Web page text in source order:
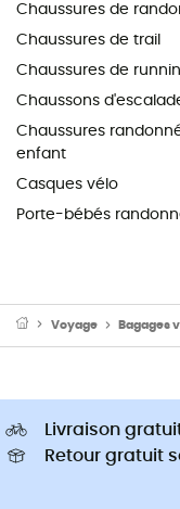
Chaussures de
Chaussures de trail
Chaussures de
Chaussons
Chaussures
enfant
Casques vélo
Porte-bébés
Voyage Bagages
Livraison
Retour gratuit